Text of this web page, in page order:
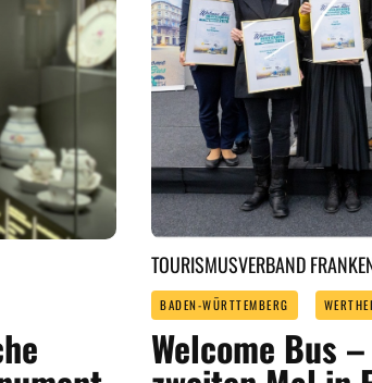
TOURISMUSVERBAND
BADEN-WÜRTTEMBERG
Welcome Bus